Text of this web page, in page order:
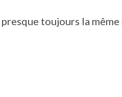
toujours la même